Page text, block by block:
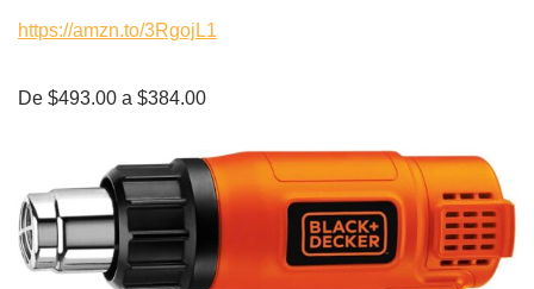
https://amzn.to/3RgojL1
De $493.00 a $384.00